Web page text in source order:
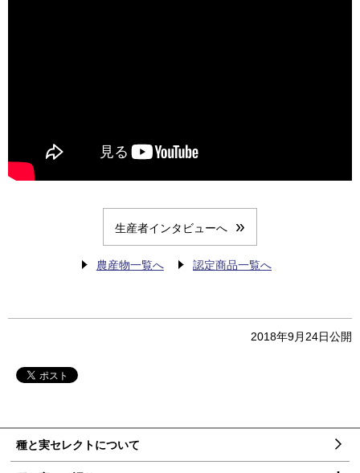
生産者インタビューへ
農産物一覧へ 認定商品一覧へ
2018年9月24日公開
ュ
種と実セレクトについて